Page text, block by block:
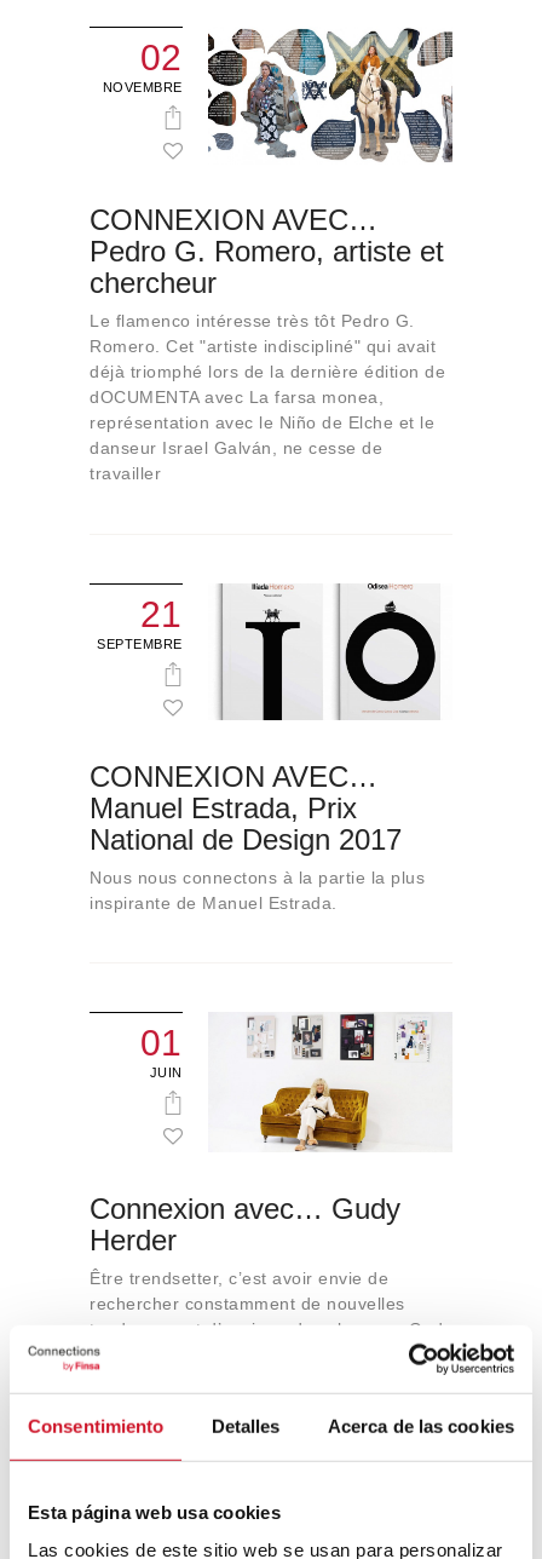
Consentimiento Detalles Acerca de las cookies
Esta página web usa cookies
Las cookies de este sitio web se usan para personalizar
02
NOVEMBRE
CONNEXION AVEC…
Pedro G. Romero, artiste et
chercheur
Le flamenco intéresse très tôt Pedro G.
Romero. Cet "artiste indiscipliné" qui avait
déjà triomphé lors de la dernière édition de
dOCUMENTA avec La farsa monea,
représentation avec le Niño de Elche et le
danseur Israel Galván, ne cesse de
travailler
21
SEPTEMBRE
CONNEXION AVEC…
Manuel Estrada, Prix
National de Design 2017
Nous nous connectons à la partie la plus
inspirante de Manuel Estrada.
01
JUIN
Connexion avec… Gudy
Herder
Être trendsetter, c’est avoir envie de
rechercher constamment de nouvelles
tendances, et d’avoir ça dans le sang. Gudy
Herder cultive par le biais de son agence
la conception et de l’aménagement…